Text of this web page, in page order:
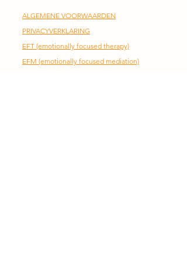
ALGEMENE VOORWAARDEN
PRIVACYVERKLARING
EFT (emotionally focused therapy)
EFM (emotionally focused mediation)